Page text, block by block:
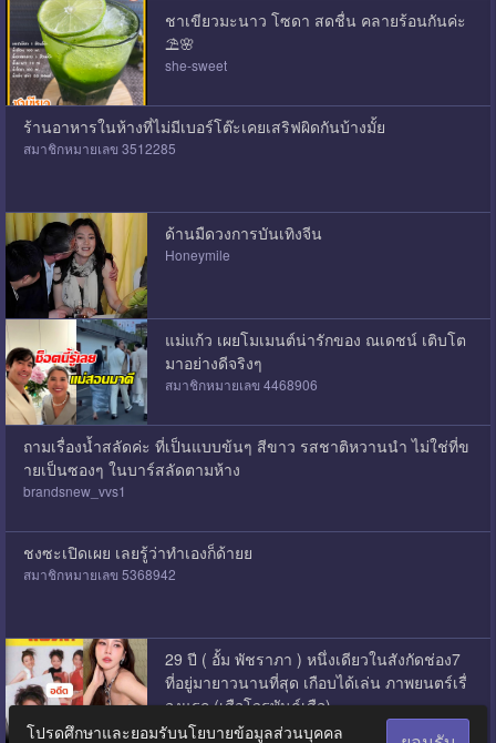
ชาเขียวมะนาว โซดา สดชื่น คลายร้อนกันค่ะ
⛱🌸
she-sweet
ร้านอาหารในห้างที่ไม่มีเบอร์โต๊ะเคยเสริฟผิดกันบ้างมั้ย
สมาชิกหมายเลข 3512285
ด้านมืดวงการบันเทิงจีน
Honeymile
แม่แก้ว เผยโมเมนต์น่ารักของ ณเดชน์ เติบโต
มาอย่างดีจริงๆ
สมาชิกหมายเลข 4468906
ถามเรื่องน้ำสลัดค่ะ ที่เป็นแบบข้นๆ สีขาว รสชาติหวานนำ ไม่ใช่ที่ข
ายเป็นซองๆ ในบาร์สลัดตามห้าง
brandsnew_vvs1
ชงซะเปิดเผย เลยรู้ว่าทำเองก็ด้ายย
สมาชิกหมายเลข 5368942
29 ปี ( อั้ม พัชราภา ) หนึ่งเดียวในสังกัดช่อง7
ที่อยู่มายาวนานที่สุด เกือบได้เล่น ภาพยนตร์เรื่
องแรก (เสือโจรพันธุ์เสือ)
กุ้ยเฟยก็คือกุ้ยเฟย
โปรดศึกษาและยอมรับนโยบายข้อมูลส่วนบุคคล